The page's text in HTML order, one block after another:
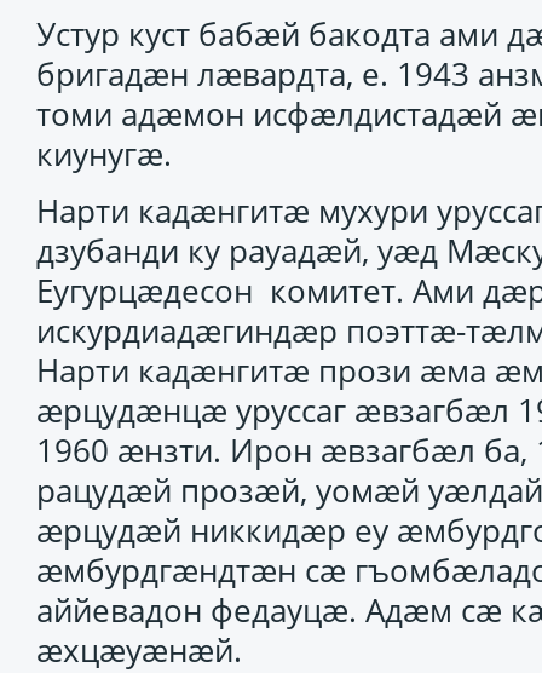
Устур куст бабӕй бакодта ами
бригадӕн лӕвардта, е. 1943
томи адӕмон исфӕлдистадӕй
киунугӕ.
Нарти кадӕнгитӕ мухури
дзубанди ку рауадӕй, уӕд
Еугурцӕдесон комитет. Ами
искурдиадӕгиндӕр поэттӕ-
Нарти кадӕнгитӕ прози ӕма
ӕрцудӕнцӕ уруссаг ӕвзагбӕл
1960 ӕнзти. Ирон ӕвзагбӕл
рацудӕй прозӕй, уомӕй
ӕрцудӕй никкидӕр еу
ӕмбурдгӕндтӕн сӕ
аййевадон федауцӕ. Адӕм сӕ
ӕхцӕуӕнӕй.